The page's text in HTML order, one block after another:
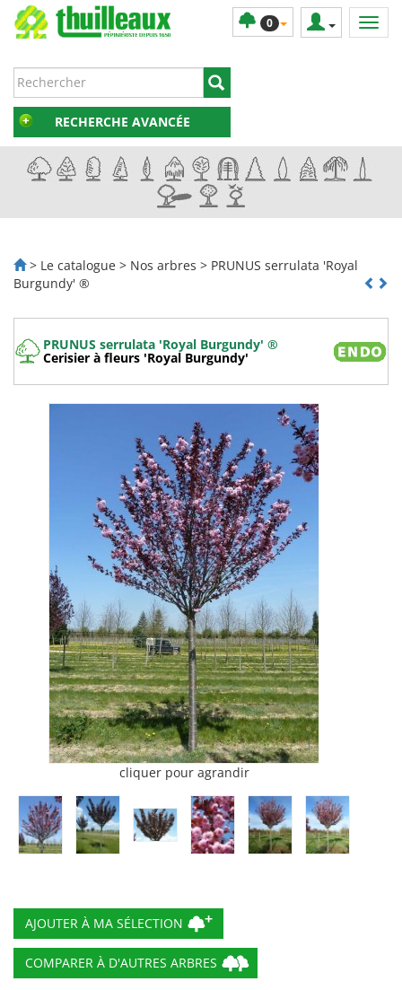
0
RECHERCHE AVANCÉE
> Le catalogue > Nos arbres > PRUNUS serrulata 'Royal
Burgundy' ®
PRUNUS serrulata 'Royal Burgundy' ®
Cerisier à fleurs 'Royal Burgundy'
cliquer pour agrandir
COMPARER À D'AUTRES ARBRES